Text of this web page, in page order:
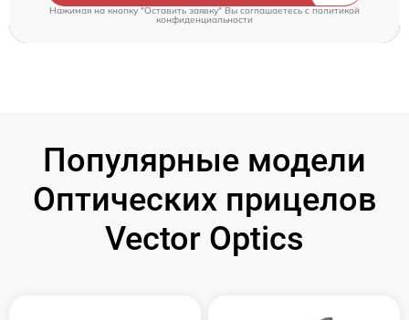
Нажимая на кнопку "Оставить заявку" Вы соглашаетесь cполитикой
конфиденциальности
Популярные модели
Оптических прицелов
Vector Optics